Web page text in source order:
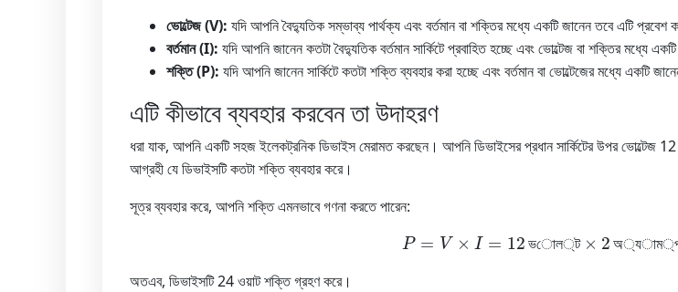
ভোল্টেজ (V): যদি আপনি বৈদ্যুতিক সম্ভাব্য পার্থক্য এবং বর্তমান বা শক্তির মধ্যে একটি জানেন তবে এটি প্রবেশ
বর্তমান (I): যদি আপনি জানেন কতটা বৈদ্যুতিক বর্তমান সার্কিটে প্রবাহিত হচ্ছে এবং ভোল্টেজ বা শক্তির মধ্যে
শক্তি (P): যদি আপনি জানেন সার্কিটে কতটা শক্তি ব্যবহার করা হচ্ছে এবং বর্তমান বা ভোল্টেজের মধ্যে একটি
এটি কীভাবে ব্যবহার করবেন তা উদাহরণ
ধরা যাক, আপনি একটি সহজ ইলেকট্রনিক ডিভাইস মেরামত করছেন। আপনি ডিভাইসের প্রধান সার্কিটের উপর ভোল্টেজ
আগ্রহী যে ডিভাইসটি কতটা শক্তি ব্যবহার করে।
সূত্র ব্যবহার করে, আপনি শক্তি এমনভাবে গণনা করতে পারেন:
ভ ো ্ ট ্ য া ম ্
=V×I=12ভোল্ট ×2অ্যাম্পিয়ার
অতএব, ডিভাইসটি 24 ওয়াট শক্তি গ্রহণ করে।